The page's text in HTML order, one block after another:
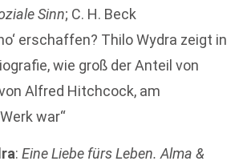
Sinn; C. H. Beck
erschaffen? Thilo Wydra zeigt in
wie groß der Anteil von
Alfred Hitchcock, am
war“
: Eine Liebe fürs Leben. Alma &